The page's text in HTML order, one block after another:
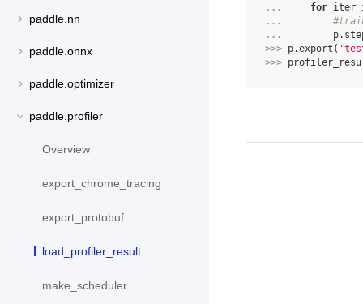
paddle.nn
paddle.onnx
paddle.optimizer
paddle.profiler
Overview
export_chrome_tracing
export_protobuf
load_profiler_result
make_scheduler
...
for iter
...
...
p.
>>> p.export (
>>>